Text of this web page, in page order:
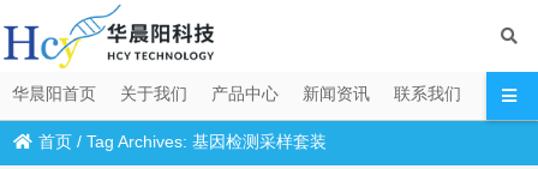
华晨阳首页 关于我们 产品中心 新闻资讯 联系我们
首页 /Tag Archives: 基因检测采样套装